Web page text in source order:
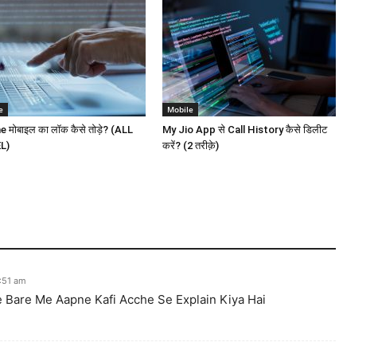
मोबाइल का लॉक कैसे तोड़े? (ALL
Mobile
My Jio App से Call History कैसे डिलीट
करें? (2 तरीक़े)
am
Bare Me Aapne Kafi Acche Se Explain Kiya Hai